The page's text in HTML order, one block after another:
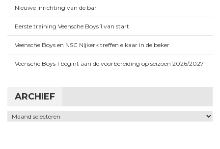
Nieuwe inrichting van de bar
Eerste training Veensche Boys 1 van start
Veensche Boys en NSC Nijkerk treffen elkaar in de beker
Veensche Boys 1 begint aan de voorbereiding op seizoen 2026/2027
ARCHIEF
Archief